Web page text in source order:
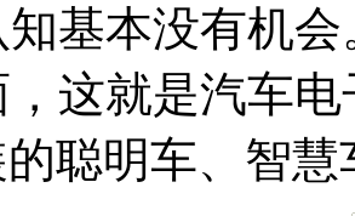
基本没有机
，这就是汽车
聪明车、智慧